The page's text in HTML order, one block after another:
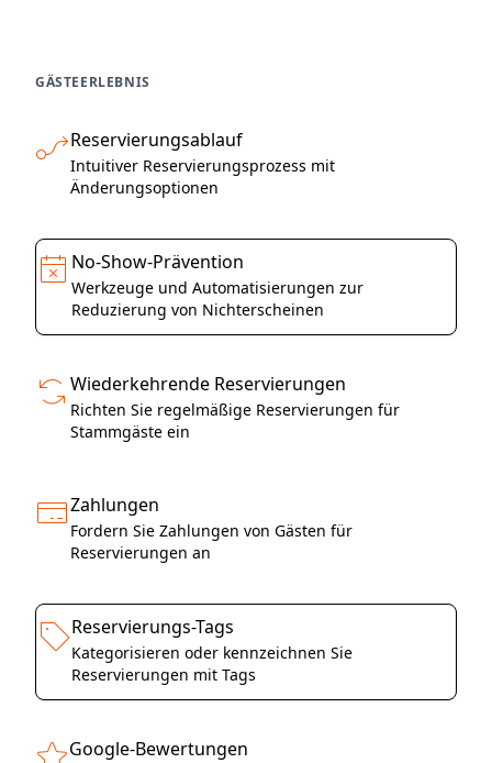
GÄSTEERLEBNIS
Reservierungsablauf
Intuitiver Reservierungsprozess mit
Änderungsoptionen
No-Show-Prävention
Werkzeuge und Automatisierungen zur
Reduzierung von Nichterscheinen
Wiederkehrende Reservierungen
Richten Sie regelmäßige Reservierungen für
Stammgäste ein
Zahlungen
Fordern Sie Zahlungen von Gästen für
Reservierungen an
Reservierungs-Tags
Kategorisieren oder kennzeichnen Sie
Reservierungen mit Tags
Google-Bewertungen